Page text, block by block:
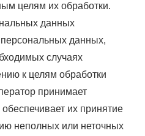
целям их обработки.
данных
персональных данных,
случаях
к целям обработки
принимает
их принятие
неполных или неточных